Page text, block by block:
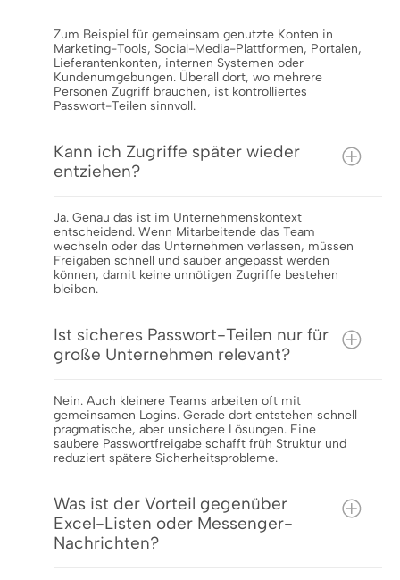
Zum Beispiel für gemeinsam genutzte Konten in
Marketing-Tools, Social-Media-Plattformen, Portalen,
Lieferantenkonten, internen Systemen oder
Kundenumgebungen. Überall dort, wo mehrere
Personen Zugriff brauchen, ist kontrolliertes
Passwort-Teilen sinnvoll.
Kann ich Zugriffe später wieder
entziehen?
Ja. Genau das ist im Unternehmenskontext
entscheidend. Wenn Mitarbeitende das Team
wechseln oder das Unternehmen verlassen, müssen
Freigaben schnell und sauber angepasst werden
können, damit keine unnötigen Zugriffe bestehen
bleiben.
Ist sicheres Passwort-Teilen nur für
große Unternehmen relevant?
Nein. Auch kleinere Teams arbeiten oft mit
gemeinsamen Logins. Gerade dort entstehen schnell
pragmatische, aber unsichere Lösungen. Eine
saubere Passwortfreigabe schafft früh Struktur und
reduziert spätere Sicherheitsprobleme.
Was ist der Vorteil gegenüber
Excel-Listen oder Messenger-
Nachrichten?